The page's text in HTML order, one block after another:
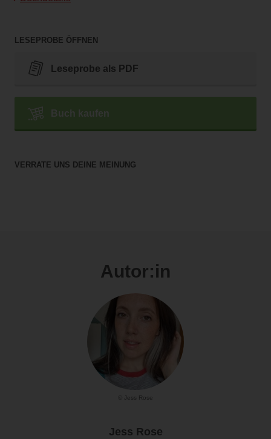
LESEPROBE ÖFFNEN
Leseprobe als PDF
Buch kaufen
VERRATE UNS DEINE MEINUNG
Autor:in
© Jess Rose
Jess Rose